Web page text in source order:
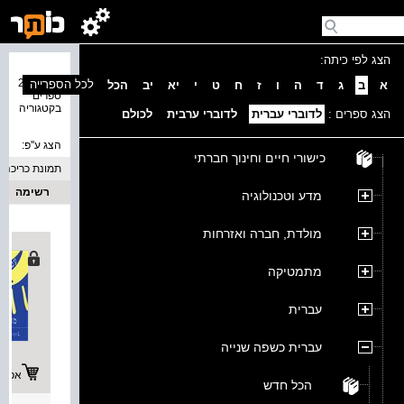
הצג לפי כיתה:
א
ב ג ד ה ו ז ח ט י יא יב הכל
הצג ספרים : לדוברי עברית לדוברי ערבית לכולם
כישורי חיים וחינוך חברתי
מדע וטכנולוגיה
מולדת, חברה ואזרחות
מתמטיקה
עברית
עברית כשפה שנייה
הכל חדש
נמצאו 22
ספרים
בקטגוריה
לכל הספרייה
הצג ע''פ:
תמונת כריכה
רשימה